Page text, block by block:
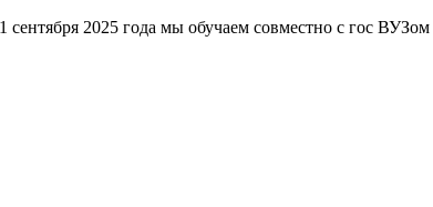
2025 года мы обучаем совместно с гос ВУЗом